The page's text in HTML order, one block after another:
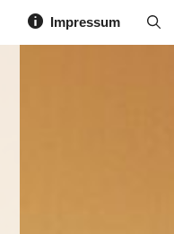
Impressum